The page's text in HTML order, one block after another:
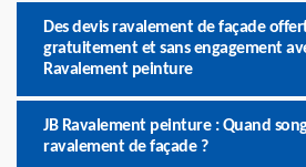
Des devis ravalement de façade
gratuitement et sans engagement
Ravalement peinture
JB Ravalement peinture : Quand
ravalement de façade ?